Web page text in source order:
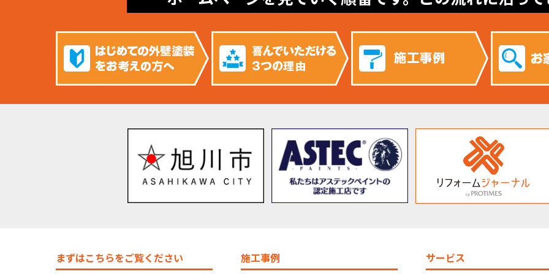
まずはこちらをご覧ください 施工事例 サービス